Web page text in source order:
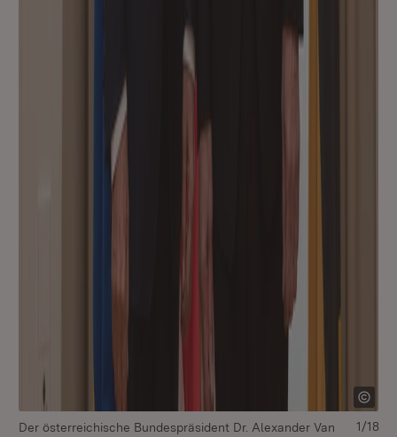
Der österreichische Bundespräsident Dr. Alexander Van
1/18